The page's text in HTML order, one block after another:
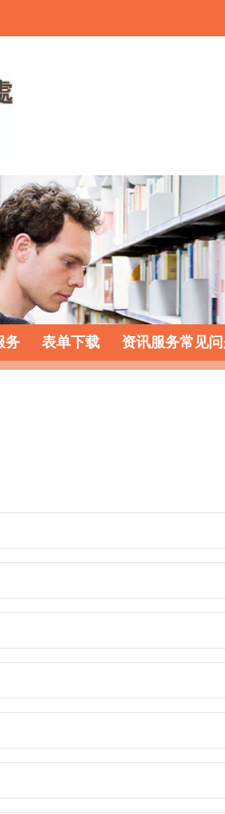
务 表单下载 资讯服务常见